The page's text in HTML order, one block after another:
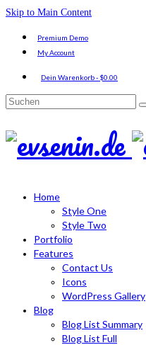
Skip to Main Content
Premium Demo
My Account
Dein Warenkorb- $0.00
Suche
Home
Style One
Style Two
Portfolio
Features
Contact Us
Icons
WordPress Gallery
Blog
Blog List Summary
Blog List Full